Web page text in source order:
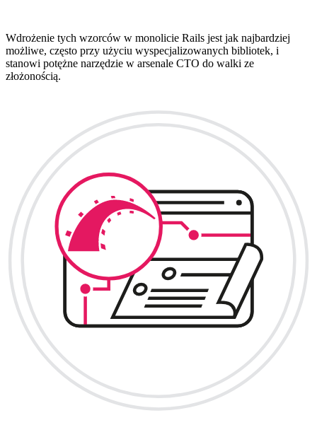
Wdrożenie tych wzorców w monolicie Rails jest jak najbardziej
możliwe, często przy użyciu wyspecjalizowanych bibliotek, i
stanowi potężne narzędzie w arsenale CTO do walki ze
złożonością.